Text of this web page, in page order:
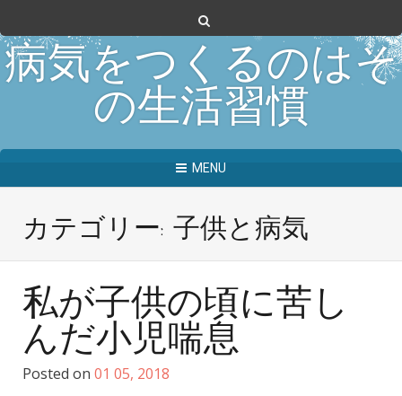
病気をつくるのはそ
の生活習慣
MENU
カテゴリー: 子供と病気
私が子供の頃に苦し
んだ小児喘息
Posted on 01 05, 2018